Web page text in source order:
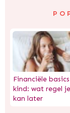
Financiële
kind: wat regel
kan later